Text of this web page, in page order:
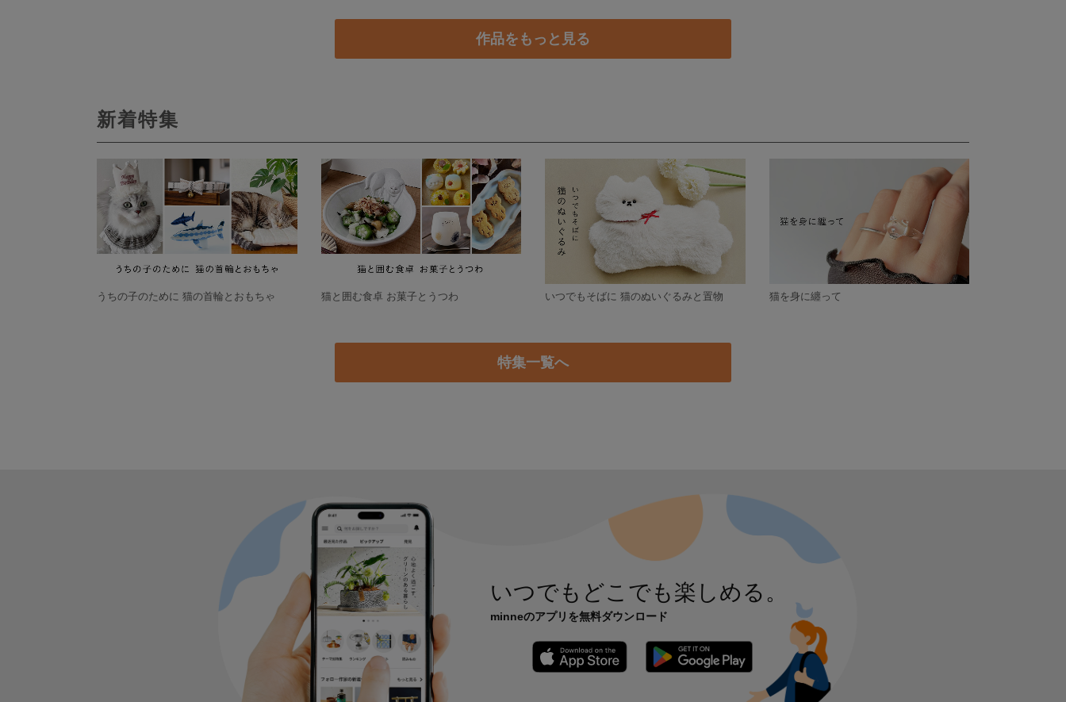
作品をもっと見る
新着特集
うちの子のために 猫の首輪とおもちゃ 猫と囲む食卓 お菓子とうつわ いつでもそばに 猫のぬいぐるみと置物 猫を身に纏って
特集一覧へ
いつでもどこでも楽しめる。
minneのアプリを無料ダウンロード
App Store からダウンロードGoogle Play で手に入れよう